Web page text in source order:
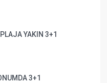
PLAJA YAKIN 3+1
3+1